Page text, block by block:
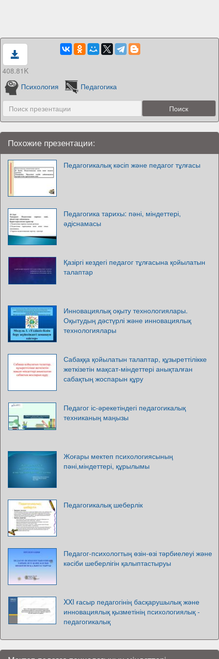
408.81K
Психология
Педагогика
Похожие презентации:
Педагогикалық кәсіп және педагог тұлғасы
Педагогика тарихы: пәні, міндеттері,
әдіснамасы
Қазіргі кездегі педагог тұлғасына қойылатын
талаптар
Инновациялық оқыту технологиялары.
Оқытудың дәстүрлі және инновациялық
технологиялары
Сабаққа қойылатын талаптар, құзыреттілікке
жеткізетін мақсат-міндеттері анықталған
сабақтың жоспарын құру
Педагог іс-әрекетіндегі педагогикалық
техниканың маңызы
Жоғары мектеп психологиясының
пәні,міндеттері, құрылымы
Педагогикалық шеберлік
Педагог-психологтың өзін-өзі тәрбиелеуі және
кәсіби шеберлігін қалыптастыруы
XXI ғасыр педагогінің басқарушылық және
инновациялық қызметінің психологиялық -
педагогикалық